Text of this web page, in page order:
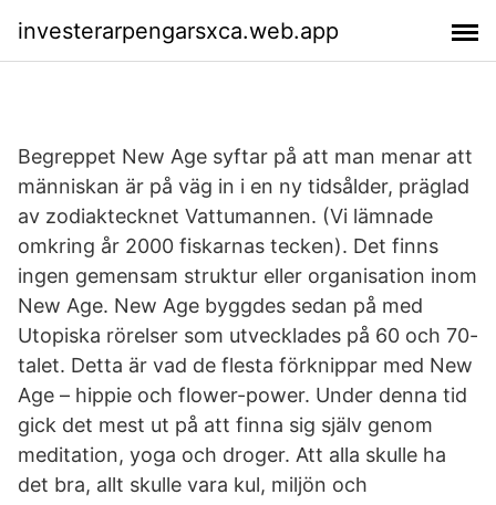
investerarpengarsxca.web.app
Begreppet New Age syftar på att man menar att
människan är på väg in i en ny tidsålder, präglad
av zodiaktecknet Vattumannen. (Vi lämnade
omkring år 2000 fiskarnas tecken). Det finns
ingen gemensam struktur eller organisation inom
New Age. New Age byggdes sedan på med
Utopiska rörelser som utvecklades på 60 och 70-
talet. Detta är vad de flesta förknippar med New
Age – hippie och flower-power. Under denna tid
gick det mest ut på att finna sig själv genom
meditation, yoga och droger. Att alla skulle ha
det bra, allt skulle vara kul, miljön och